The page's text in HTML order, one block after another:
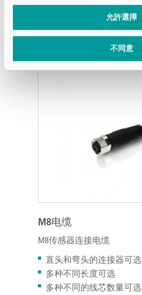
允許選擇
不同意
配套附件
M8电缆
M8传感器连接电缆
直头和弯头的连接器可选
多种不同长度可选
多种不同的线芯数量可选